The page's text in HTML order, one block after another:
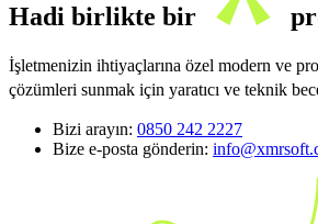
Hadi birlikte bir
İşletmenizin ihtiyaçlarına özel modern ve
çözümleri sunmak için yaratıcı ve teknik
Bizi arayın: 0850 242 2227
Bize e-posta gönderin: